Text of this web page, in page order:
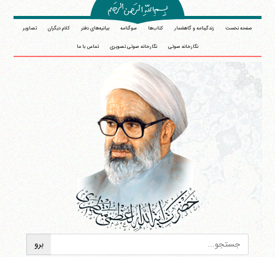
صفحه نخست زندگینامه و گاهشمار کتاب‌ها سوگنامه بیانیه‌های دفتر کلام دیگران تصاویر
نگارخانه صوتی نگارخانه صوتی تصویری تماس با ما